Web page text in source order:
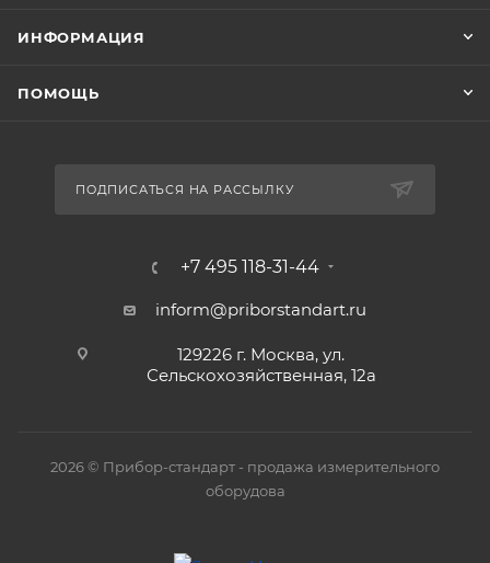
ИНФОРМАЦИЯ
ПОМОЩЬ
ПОДПИСАТЬСЯ НА РАССЫЛКУ
+7 495 118-31-44
inform@priborstandart.ru
129226 г. Москва, ул.
Сельскохозяйственная, 12а
2026 © Прибор-стандарт - продажа измерительного
оборудова